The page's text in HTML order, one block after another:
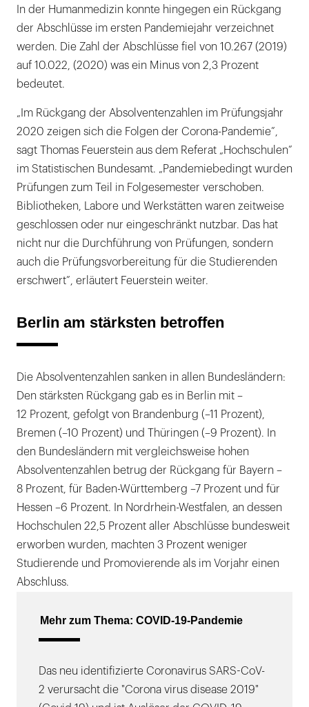
In der Humanmedizin konnte hingegen ein Rückgang
der Abschlüsse im ersten Pandemiejahr verzeichnet
werden. Die Zahl der Abschlüsse fiel von 10.267 (2019)
auf 10.022, (2020) was ein Minus von 2,3 Prozent
bedeutet.
„Im Rückgang der Absolventenzahlen im Prüfungsjahr
2020 zeigen sich die Folgen der Corona-Pandemie”,
sagt Thomas Feuerstein aus dem Referat „Hochschulen”
im Statistischen Bundesamt. „Pandemiebedingt wurden
Prüfungen zum Teil in Folgesemester verschoben.
Bibliotheken, Labore und Werkstätten waren zeitweise
geschlossen oder nur eingeschränkt nutzbar. Das hat
nicht nur die Durchführung von Prüfungen, sondern
auch die Prüfungsvorbereitung für die Studierenden
erschwert”, erläutert Feuerstein weiter.
Berlin am stärksten betroffen
Die Absolventenzahlen sanken in allen Bundesländern:
Den stärksten Rückgang gab es in Berlin mit –
12 Prozent, gefolgt von Brandenburg (–11 Prozent),
Bremen (–10 Prozent) und Thüringen (–9 Prozent). In
den Bundesländern mit vergleichsweise hohen
Absolventenzahlen betrug der Rückgang für Bayern –
8 Prozent, für Baden-Württemberg –7 Prozent und für
Hessen –6 Prozent. In Nordrhein-Westfalen, an dessen
Hochschulen 22,5 Prozent aller Abschlüsse bundesweit
erworben wurden, machten 3 Prozent weniger
Studierende und Promovierende als im Vorjahr einen
Abschluss.
Mehr zum Thema: COVID-19-Pandemie
Das neu identifizierte Coronavirus SARS-CoV-
2 verursacht die "Corona virus disease 2019"